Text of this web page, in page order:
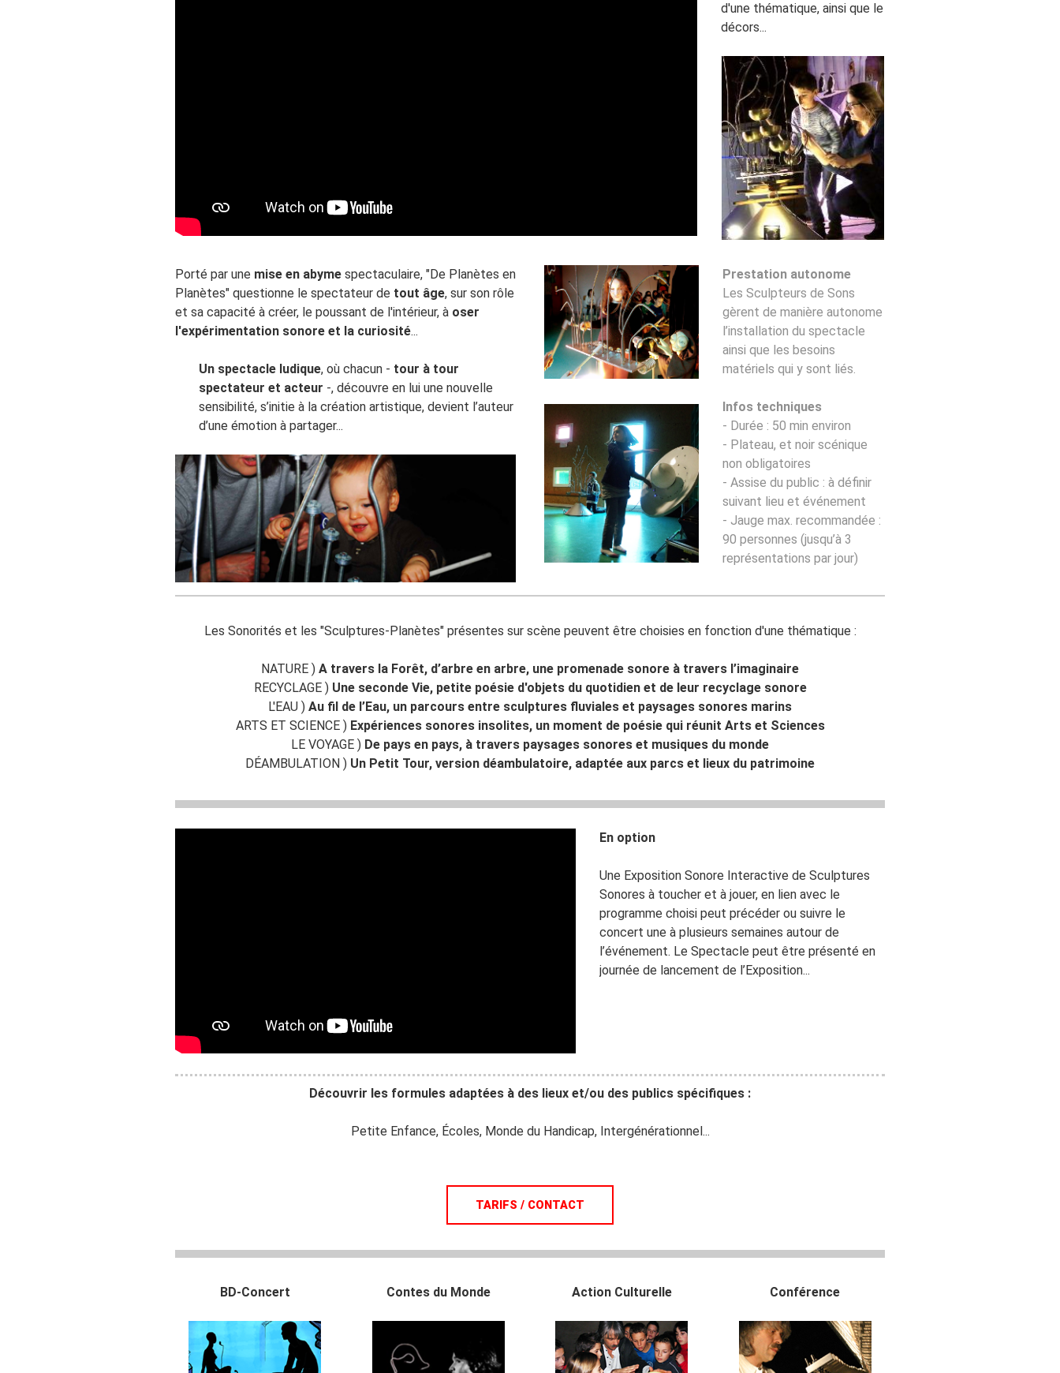
d'une thématique, ainsi que le
décors...
Porté par une mise en abyme spectaculaire, "De Planètes en
Planètes" questionne le spectateur de tout âge, sur son rôle
et sa capacité à créer, le poussant de l'intérieur, à oser
l'expérimentation sonore et la curiosité...
Un spectacle ludique, où chacun - tour à tour
spectateur et acteur -, découvre en lui une nouvelle
sensibilité, s’initie à la création artistique, devient l’auteur
d’une émotion à partager...
Prestation autonome
Les Sculpteurs de Sons
gèrent de manière autonome
l’installation du spectacle
ainsi que les besoins
matériels qui y sont liés.
Infos techniques
- Durée : 50 min environ
- Plateau, et noir scénique
non obligatoires
- Assise du public : à définir
suivant lieu et événement
- Jauge max. recommandée :
90 personnes (jusqu’à 3
représentations par jour)
Les Sonorités et les "Sculptures-Planètes" présentes sur scène peuvent être choisies en fonction d'une thématique :
NATURE ) A travers la Forêt, d’arbre en arbre, une promenade sonore à travers l’imaginaire
RECYCLAGE ) Une seconde Vie, petite poésie d'objets du quotidien et de leur recyclage sonore
L'EAU ) Au fil de l’Eau, un parcours entre sculptures fluviales et paysages sonores marins
ARTS ET SCIENCE ) Expériences sonores insolites, un moment de poésie qui réunit Arts et Sciences
LE VOYAGE ) De pays en pays, à travers paysages sonores et musiques du monde
DÉAMBULATION ) Un Petit Tour, version déambulatoire, adaptée aux parcs et lieux du patrimoine
En option
Une Exposition Sonore Interactive de Sculptures
Sonores à toucher et à jouer, en lien avec le
programme choisi peut précéder ou suivre le
concert une à plusieurs semaines autour de
l’événement. Le Spectacle peut être présenté en
journée de lancement de l’Exposition...
Découvrir les formules adaptées à des lieux et/ou des publics spécifiques :
Petite Enfance, Écoles, Monde du Handicap, Intergénérationnel...
TARIFS / CONTACT
BD-Concert Contes du Monde Action Culturelle Conférence